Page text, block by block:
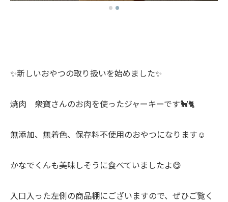
✨新しいおやつの取り扱いを始めました✨
焼肉 衆寶さんのお肉を使ったジャーキーです🐩🐈
無添加、無着色、保存料不使用のおやつになります☺️
かなでくんも美味しそうに食べていましたよ😋
入口入った左側の商品棚にございますので、ぜひご覧く